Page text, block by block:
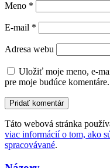
Meno *
E-mail *
Adresa webu
Uložiť moje meno, e-
pre moje budúce komentáre.
Táto webová stránka
viac informácií o tom, ako
spracovávané.